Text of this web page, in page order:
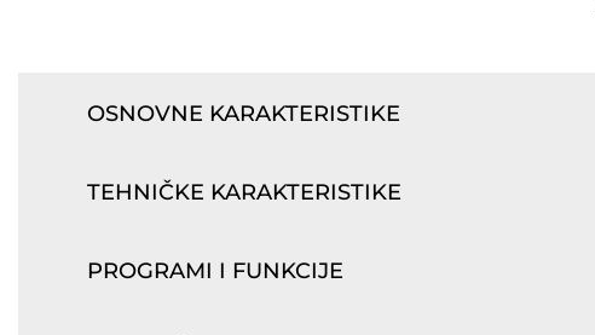
OSNOVNE KARAKTERISTIKE
TEHNIČKE KARAKTERISTIKE
PROGRAMI I FUNKCIJE